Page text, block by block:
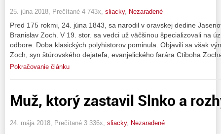
25. júna 2018, Prečítané 4 743x, sliacky, Nezaradené
Pred 175 rokmi, 24. júna 1843, sa narodil v oravskej dedine
Branislav Zoch. V 19. stor. sa vedci už väčšinou špecializovali na
odbore. Doba klasických polyhistorov pominula. Objavili sa však
Zoch, syn štúrovského dejateľa, evanjelického farára Ctiboha
Pokračovanie článku
Muž, ktorý zastavil Slnko a
24. mája 2018, Prečítané 3 336x, sliacky, Nezaradené